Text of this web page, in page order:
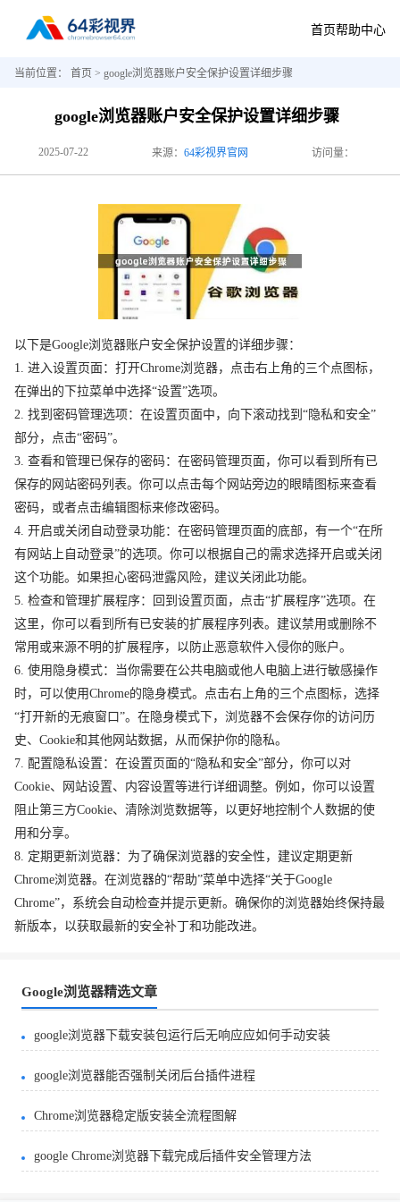
首页帮助中心
当前位置： 首页 > google浏览器账户安全保护设置详细步骤
google浏览器账户安全保护设置详细步骤
2025-07-22 来源： 64彩视界官网 访问量：
以下是Google浏览器账户安全保护设置的详细步骤：
1. 进入设置页面：打开Chrome浏览器，点击右上角的三个点图标，
在弹出的下拉菜单中选择“设置”选项。
2. 找到密码管理选项：在设置页面中，向下滚动找到“隐私和安全”
部分，点击“密码”。
3. 查看和管理已保存的密码：在密码管理页面，你可以看到所有已
保存的网站密码列表。你可以点击每个网站旁边的眼睛图标来查看
密码，或者点击编辑图标来修改密码。
4. 开启或关闭自动登录功能：在密码管理页面的底部，有一个“在所
有网站上自动登录”的选项。你可以根据自己的需求选择开启或关闭
这个功能。如果担心密码泄露风险，建议关闭此功能。
5. 检查和管理扩展程序：回到设置页面，点击“扩展程序”选项。在
这里，你可以看到所有已安装的扩展程序列表。建议禁用或删除不
常用或来源不明的扩展程序，以防止恶意软件入侵你的账户。
6. 使用隐身模式：当你需要在公共电脑或他人电脑上进行敏感操作
时，可以使用Chrome的隐身模式。点击右上角的三个点图标，选择
“打开新的无痕窗口”。在隐身模式下，浏览器不会保存你的访问历
史、Cookie和其他网站数据，从而保护你的隐私。
7. 配置隐私设置：在设置页面的“隐私和安全”部分，你可以对
Cookie、网站设置、内容设置等进行详细调整。例如，你可以设置
阻止第三方Cookie、清除浏览数据等，以更好地控制个人数据的使
用和分享。
8. 定期更新浏览器：为了确保浏览器的安全性，建议定期更新
Chrome浏览器。在浏览器的“帮助”菜单中选择“关于Google
Chrome”，系统会自动检查并提示更新。确保你的浏览器始终保持最
新版本，以获取最新的安全补丁和功能改进。
Google浏览器精选文章
google浏览器下载安装包运行后无响应应如何手动安装
google浏览器能否强制关闭后台插件进程
Chrome浏览器稳定版安装全流程图解
google Chrome浏览器下载完成后插件安全管理方法